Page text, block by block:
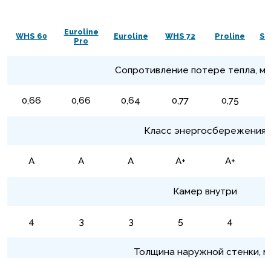
WHS 60
Euroline
Pro
Euroline WHS 72 Proline
Сопротивление потере тепла,
0,66 0,66 0,64 0,77 0,75
Класс энергосбережения
А А А А+ А+
Камер внутри
4 3 3 5 4
Толщина наружной стенки,